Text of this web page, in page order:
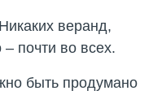
веранд,
почти во всех.
быть продумано